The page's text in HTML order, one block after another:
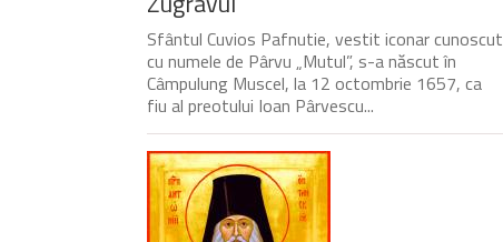
Sfântul Cuvios Pafnutie, vestit iconar cunoscut
cu numele de Pârvu „Mutul”, s-a născut în
Câmpulung Muscel, la 12 octombrie 1657, ca
fiu al preotului Ioan Pârvescu...